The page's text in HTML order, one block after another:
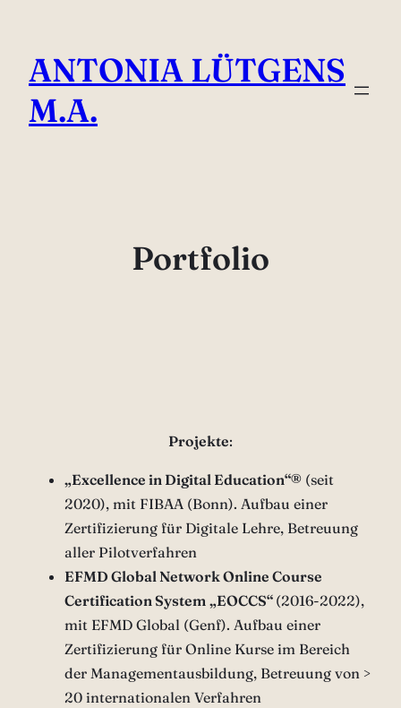
Inhalt
wechseln
ANTONIA LÜTGENS
M.A.
Portfolio
Projekte:
„Excellence in Digital Education“® (seit
2020), mit FIBAA (Bonn). Aufbau einer
Zertifizierung für Digitale Lehre, Betreuung
aller Pilotverfahren
EFMD Global Network Online Course
Certification System „EOCCS“ (2016-2022),
mit EFMD Global (Genf). Aufbau einer
Zertifizierung für Online Kurse im Bereich
der Managementausbildung, Betreuung von >
20 internationalen Verfahren